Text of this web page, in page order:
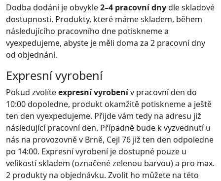
Dodba dodání je obvykle2–4 pracovní dnydle skladové
dostupnosti. Produkty, které máme skladem, během
následujícího pracovního dne potiskneme a
vyexpedujeme, abyste je měli doma za 2 pracovní dny
od objednání.
Expresní vyrobení
Pokud zvolíteexpresní vyrobenív pracovní den do
10:00 dopoledne, produkt okamžitě potiskneme a ještě
ten den vyexpedujeme. Přijde vám tedy na adresu již
následující pracovní den. Případně bude k vyzvednutí u
nás na provozovně v Brně, Cejl 76 již ten den odpoledne
po 14:00. Expresní vyrobení je dostupné pouze u
velikostí skladem (označenézelenou barvou) a pro max.
2 produkty na objednávku. Zvolit ho můžete na této